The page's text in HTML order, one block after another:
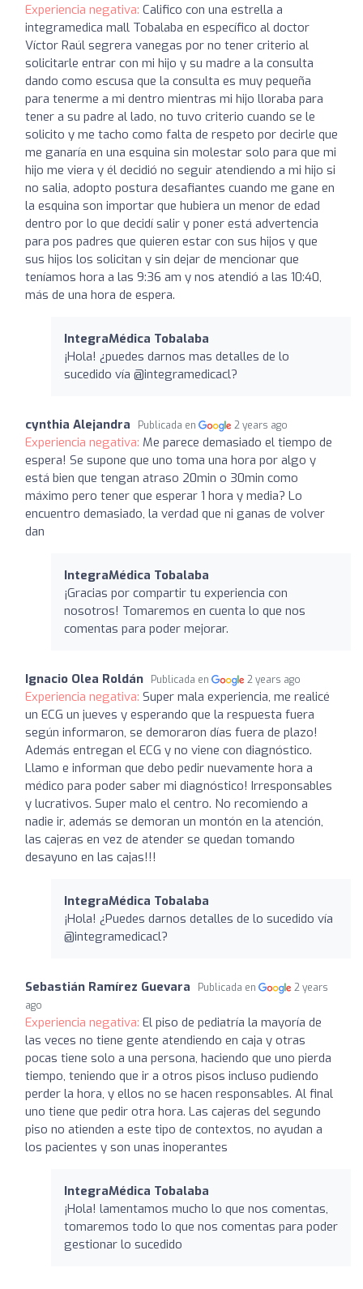
Experiencia negativa: Califico con una estrella a
integramedica mall Tobalaba en específico al doctor
Víctor Raúl segrera vanegas por no tener criterio al
solicitarle entrar con mi hijo y su madre a la consulta
dando como escusa que la consulta es muy pequeña
para tenerme a mi dentro mientras mi hijo lloraba para
tener a su padre al lado, no tuvo criterio cuando se le
solicito y me tacho como falta de respeto por decirle que
me ganaría en una esquina sin molestar solo para que mi
hijo me viera y él decidió no seguir atendiendo a mi hijo si
no salia, adopto postura desafiantes cuando me gane en
la esquina son importar que hubiera un menor de edad
dentro por lo que decidí salir y poner está advertencia
para pos padres que quieren estar con sus hijos y que
sus hijos los solicitan y sin dejar de mencionar que
teníamos hora a las 9:36 am y nos atendió a las 10:40,
más de una hora de espera.
IntegraMédica Tobalaba
¡Hola! ¿puedes darnos mas detalles de lo
sucedido vía @integramedicacl?
cynthia Alejandra Publicada en 2 years ago
Experiencia negativa: Me parece demasiado el tiempo de
espera! Se supone que uno toma una hora por algo y
está bien que tengan atraso 20min o 30min como
máximo pero tener que esperar 1 hora y media? Lo
encuentro demasiado, la verdad que ni ganas de volver
dan
IntegraMédica Tobalaba
¡Gracias por compartir tu experiencia con
nosotros! Tomaremos en cuenta lo que nos
comentas para poder mejorar.
Ignacio Olea Roldán Publicada en 2 years ago
Experiencia negativa: Super mala experiencia, me realicé
un ECG un jueves y esperando que la respuesta fuera
según informaron, se demoraron días fuera de plazo!
Además entregan el ECG y no viene con diagnóstico.
Llamo e informan que debo pedir nuevamente hora a
médico para poder saber mi diagnóstico! Irresponsables
y lucrativos. Super malo el centro. No recomiendo a
nadie ir, además se demoran un montón en la atención,
las cajeras en vez de atender se quedan tomando
desayuno en las cajas!!!
IntegraMédica Tobalaba
¡Hola! ¿Puedes darnos detalles de lo sucedido vía
@integramedicacl?
Sebastián Ramírez Guevara Publicada en
2 years
ago
Experiencia negativa: El piso de pediatría la mayoría de
las veces no tiene gente atendiendo en caja y otras
pocas tiene solo a una persona, haciendo que uno pierda
tiempo, teniendo que ir a otros pisos incluso pudiendo
perder la hora, y ellos no se hacen responsables. Al final
uno tiene que pedir otra hora. Las cajeras del segundo
piso no atienden a este tipo de contextos, no ayudan a
los pacientes y son unas inoperantes
IntegraMédica Tobalaba
¡Hola! lamentamos mucho lo que nos comentas,
tomaremos todo lo que nos comentas para poder
gestionar lo sucedido